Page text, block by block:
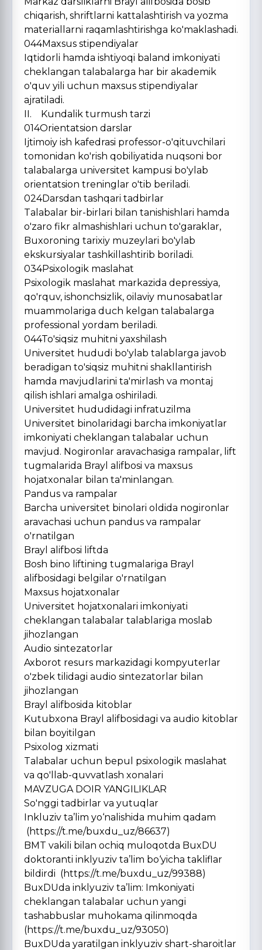
chiqarish, shriftlarni kattalashtirish va yozma
materiallarni raqamlashtirishga ko'maklashadi.
044Maxsus stipendiyalar
Iqtidorli hamda ishtiyoqi baland imkoniyati
cheklangan talabalarga har bir akademik
o'quv yili uchun maxsus stipendiyalar
ajratiladi.
II. Kundalik turmush tarzi
014Orientatsion darslar
Ijtimoiy ish kafedrasi professor-o'qituvchilari
tomonidan ko'rish qobiliyatida nuqsoni bor
talabalarga universitet kampusi bo'ylab
orientatsion treninglar o'tib beriladi.
024Darsdan tashqari tadbirlar
Talabalar bir-birlari bilan tanishishlari hamda
o'zaro fikr almashishlari uchun to'garaklar,
Buxoroning tarixiy muzeylari bo'ylab
ekskursiyalar tashkillashtirib boriladi.
034Psixologik maslahat
Psixologik maslahat markazida depressiya,
qo'rquv, ishonchsizlik, oilaviy munosabatlar
muammolariga duch kelgan talabalarga
professional yordam beriladi.
044To'siqsiz muhitni yaxshilash
Universitet hududi bo'ylab talablarga javob
beradigan to'siqsiz muhitni shakllantirish
hamda mavjudlarini ta'mirlash va montaj
qilish ishlari amalga oshiriladi.
Universitet hududidagi infratuzilma
Universitet binolaridagi barcha imkoniyatlar
imkoniyati cheklangan talabalar uchun
mavjud. Nogironlar aravachasiga rampalar, lift
tugmalarida Brayl alifbosi va maxsus
hojatxonalar bilan ta'minlangan.
Pandus va rampalar
Barcha universitet binolari oldida nogironlar
aravachasi uchun pandus va rampalar
o'rnatilgan
Brayl alifbosi liftda
Bosh bino liftining tugmalariga Brayl
alifbosidagi belgilar o'rnatilgan
Maxsus hojatxonalar
Universitet hojatxonalari imkoniyati
cheklangan talabalar talablariga moslab
jihozlangan
Audio sintezatorlar
Axborot resurs markazidagi kompyuterlar
o'zbek tilidagi audio sintezatorlar bilan
jihozlangan
Brayl alifbosida kitoblar
Kutubxona Brayl alifbosidagi va audio kitoblar
bilan boyitilgan
Psixolog xizmati
Talabalar uchun bepul psixologik maslahat
va qo'llab-quvvatlash xonalari
MAVZUGA DOIR YANGILIKLAR
So'nggi tadbirlar va yutuqlar
Inkluziv ta’lim yo‘nalishida muhim qadam
(https://t.me/buxdu_uz/86637)
BMT vakili bilan ochiq muloqotda BuxDU
doktoranti inklyuziv ta’lim bo‘yicha takliflar
bildirdi (https://t.me/buxdu_uz/99388)
BuxDUda inklyuziv ta’lim: Imkoniyati
cheklangan talabalar uchun yangi
tashabbuslar muhokama qilinmoqda
(https://t.me/buxdu_uz/93050)
BuxDUda yaratilgan inklyuziv shart-sharoitlar